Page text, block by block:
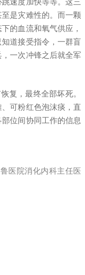
是灾难性的。而一颗
的血流和氧气供应，
道接受指令，一群盲
一次冲锋之后就全军
复，最终全部坏死。
可粉红色泡沫痰，直
位间协同工作的信息
医院消化内科主任医